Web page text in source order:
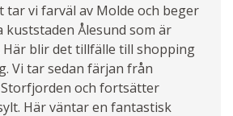
vi farväl av Molde och beger
kuststaden Åle­sund som är
Här blir det tillfälle till shopping
Vi tar sedan färjan från
och fortsätter
Här väntar en fantastisk